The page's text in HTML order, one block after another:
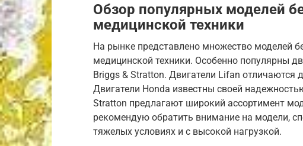
Обзор популярных моделей
медицинской техники
На рынке представлено множество моделей
медицинской техники. Особенно популярны
Briggs & Stratton. Двигатели Lifan отличаются
Двигатели Honda известны своей
Stratton предлагают широкий ассортимент
рекомендую обратить внимание на модели,
тяжелых условиях и с высокой нагрузкой.